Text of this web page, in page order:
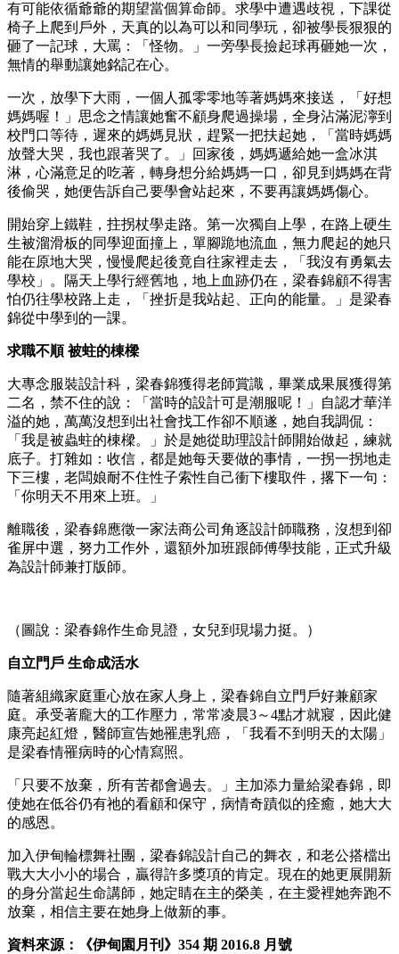
有可能依循爺爺的期望當個算命師。求學中遭遇歧視，下課從
椅子上爬到戶外，天真的以為可以和同學玩，卻被學長狠狠的
砸了一記球，大罵：「怪物。」一旁學長撿起球再砸她一次，
無情的舉動讓她銘記在心。
一次，放學下大雨，一個人孤零零地等著媽媽來接送，「好想
媽媽喔！」思念之情讓她奮不顧身爬過操場，全身沾滿泥濘到
校門口等待，遲來的媽媽見狀，趕緊一把扶起她，「當時媽媽
放聲大哭，我也跟著哭了。」回家後，媽媽遞給她一盒冰淇
淋，心滿意足的吃著，轉身想分給媽媽一口，卻見到媽媽在背
後偷哭，她便告訴自己要學會站起來，不要再讓媽媽傷心。
開始穿上鐵鞋，拄拐杖學走路。第一次獨自上學，在路上硬生
生被溜滑板的同學迎面撞上，單腳跪地流血，無力爬起的她只
能在原地大哭，慢慢爬起後竟自往家裡走去，「我沒有勇氣去
學校」。隔天上學行經舊地，地上血跡仍在，梁春錦顧不得害
怕仍往學校路上走，「挫折是我站起、正向的能量。」是梁春
錦從中學到的一課。
求職不順 被蛀的棟樑
大專念服裝設計科，梁春錦獲得老師賞識，畢業成果展獲得第
二名，禁不住的說：「當時的設計可是潮服呢！」自認才華洋
溢的她，萬萬沒想到出社會找工作卻不順遂，她自我調侃：
「我是被蟲蛀的棟樑。」於是她從助理設計師開始做起，練就
底子。打雜如：收信，都是她每天要做的事情，一拐一拐地走
下三樓，老闆娘耐不住性子索性自己衝下樓取件，撂下一句：
「你明天不用來上班。」
離職後，梁春錦應徵一家法商公司角逐設計師職務，沒想到卻
雀屏中選，努力工作外，還額外加班跟師傅學技能，正式升級
為設計師兼打版師。
（圖說：梁春錦作生命見證，女兒到現場力挺。）
自立門戶 生命成活水
隨著組織家庭重心放在家人身上，梁春錦自立門戶好兼顧家
庭。承受著龐大的工作壓力，常常凌晨3～4點才就寢，因此健
康亮起紅燈，醫師宣告她罹患乳癌，「我看不到明天的太陽」
是梁春情罹病時的心情寫照。
「只要不放棄，所有苦都會過去。」主加添力量給梁春錦，即
使她在低谷仍有祂的看顧和保守，病情奇蹟似的痊癒，她大大
的感恩。
加入伊甸輪標舞社團，梁春錦設計自己的舞衣，和老公搭檔出
戰大大小小的場合，贏得許多獎項的肯定。現在的她更展開新
的身分當起生命講師，她定睛在主的榮美，在主愛裡她奔跑不
放棄，相信主要在她身上做新的事。
資料來源：《伊甸園月刊》354 期 2016.8 月號